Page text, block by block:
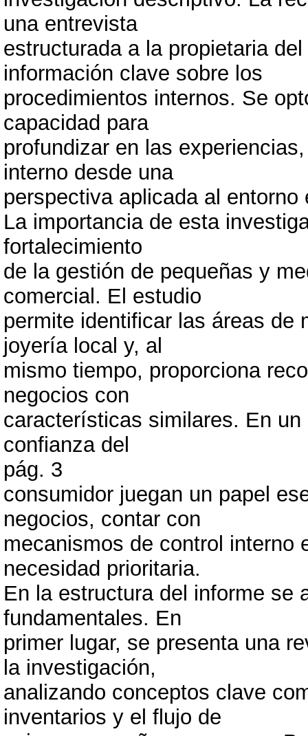
una entrevista
estructurada a la propietaria
información clave sobre los
procedimientos internos. Se
capacidad para
profundizar en las
interno desde una
perspectiva aplicada al entorno
La importancia de esta
fortalecimiento
de la gestión de pequeñas y
comercial. El estudio
permite identificar las áreas de
joyería local y, al
mismo tiempo, proporciona
negocios con
características similares. En
confianza del
pág. 3
consumidor juegan un papel
negocios, contar con
mecanismos de control interno
necesidad prioritaria.
En la estructura del informe se
fundamentales. En
primer lugar, se presenta una
la investigación,
analizando conceptos clave
inventarios y el flujo de